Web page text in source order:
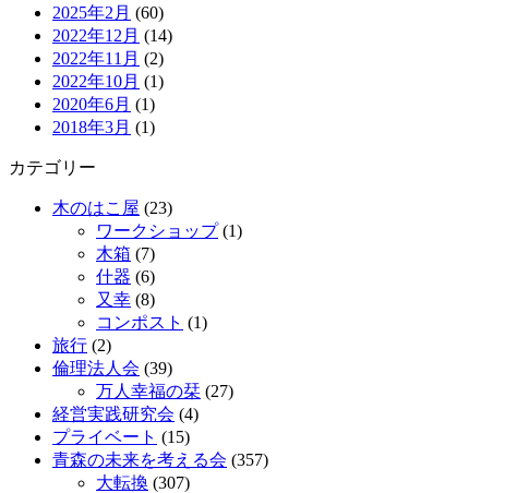
2025年2月 (60)
2022年12月 (14)
2022年11月 (2)
2022年10月 (1)
2020年6月 (1)
2018年3月 (1)
カテゴリー
木のはこ屋 (23)
ワークショップ(1)
木箱 (7)
什器 (6)
又幸 (8)
コンポスト (1)
旅行 (2)
倫理法人会 (39)
万人幸福の栞 (27)
経営実践研究会 (4)
プライベート (15)
青森の未来を考える会 (357)
大転換 (307)